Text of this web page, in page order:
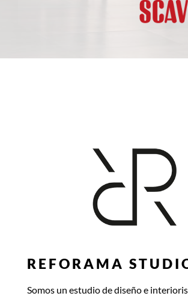
REFORAMA
Somos un estudio de diseño e